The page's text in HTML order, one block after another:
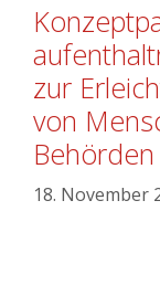
zur
von
Behörden
18. November